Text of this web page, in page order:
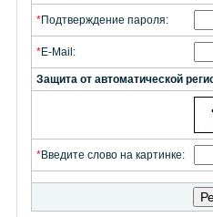
*Подтверждение пароля:
*E-Mail:
Защита от автоматической
*Введите слово на картинке: